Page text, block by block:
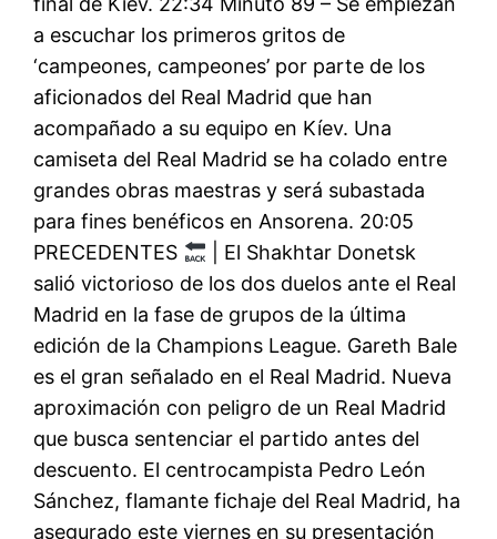
a escuchar los primeros gritos de
‘campeones, campeones’ por parte de los
aficionados del Real Madrid que han
acompañado a su equipo en Kíev. Una
camiseta del Real Madrid se ha colado entre
grandes obras maestras y será subastada
para fines benéficos en Ansorena. 20:05
PRECEDENTES
| El Shakhtar Donetsk
salió victorioso de los dos duelos ante el Real
Madrid en la fase de grupos de la última
edición de la Champions League. Gareth Bale
es el gran señalado en el Real Madrid. Nueva
aproximación con peligro de un Real Madrid
que busca sentenciar el partido antes del
descuento. El centrocampista Pedro León
Sánchez, flamante fichaje del Real Madrid, ha
asegurado este viernes en su presentación